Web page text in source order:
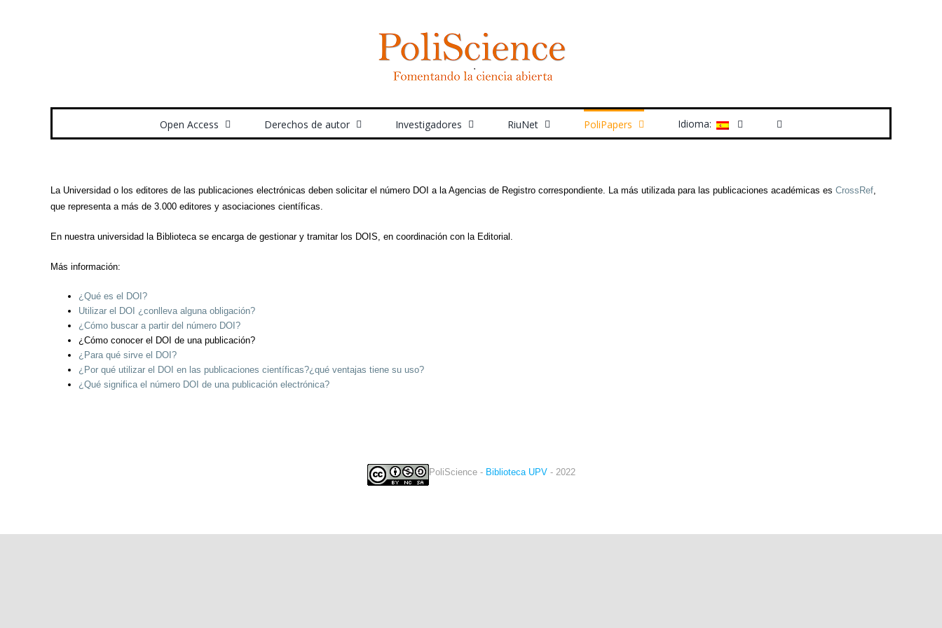
Open Access Derechos de autor Investigadores RiuNet PoliPapers Idioma:
La Universidad o los editores de las publicaciones electrónicas deben solicitar el número DOI a la Agencias de Registro correspondiente. La más utilizada para las publicaciones académicas es CrossRef,
que representa a más de 3.000 editores y asociaciones científicas.
En nuestra universidad la Biblioteca se encarga de gestionar y tramitar los DOIS, en coordinación con la Editorial.
Más información:
¿Qué es el DOI?
Utilizar el DOI ¿conlleva alguna obligación?
¿Cómo buscar a partir del número DOI?
¿Cómo conocer el DOI de una publicación?
¿Para qué sirve el DOI?
¿Por qué utilizar el DOI en las publicaciones científicas?¿qué ventajas tiene su uso?
¿Qué significa el número DOI de una publicación electrónica?
PoliScience - Biblioteca UPV- 2022